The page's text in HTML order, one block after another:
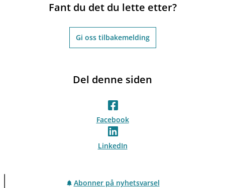
Fant du det du lette etter?
Gi oss tilbakemelding
Del denne siden
Facebook
LinkedIn
Abonner på nyhetsvarsel